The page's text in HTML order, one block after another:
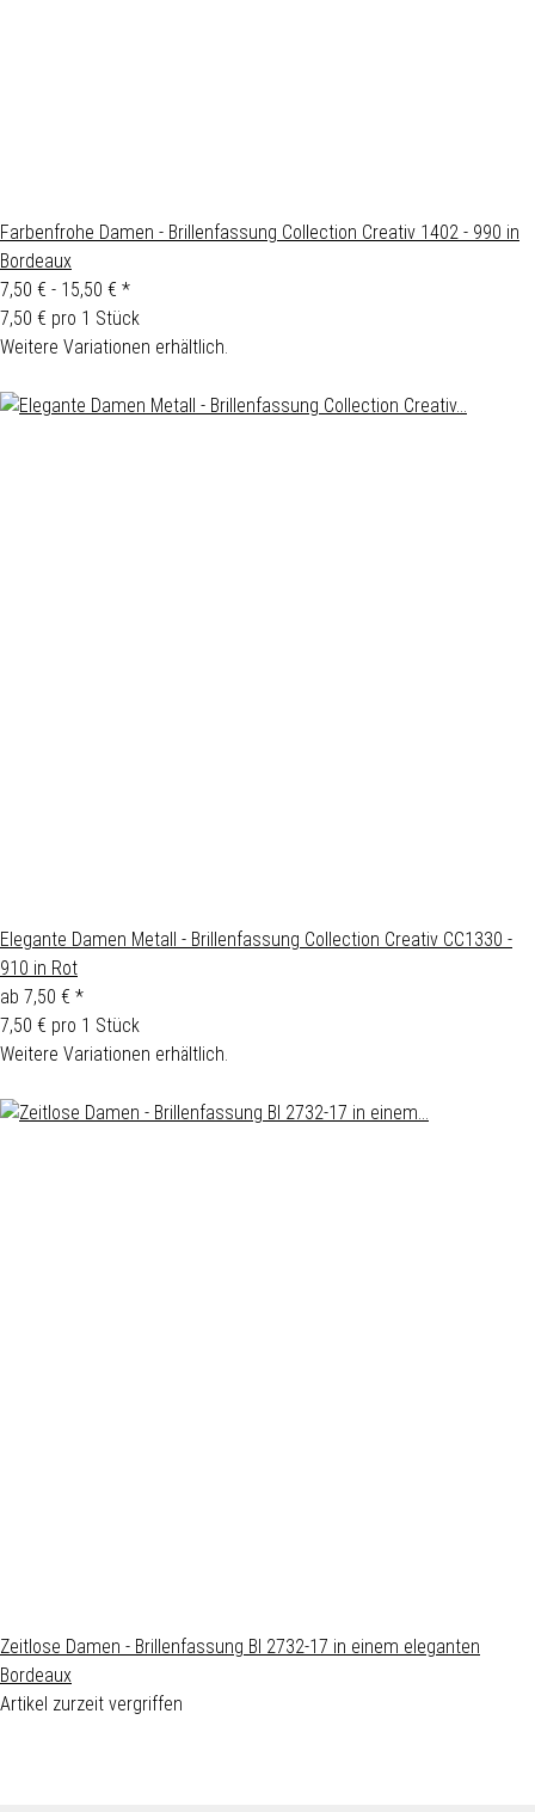
Farbenfrohe Damen - Brillenfassung Collection Creativ 1402 - 990 in
Bordeaux
7,50 € - 15,50 € *
7,50 € pro 1 Stück
Weitere Variationen erhältlich.
Elegante Damen Metall - Brillenfassung Collection Creativ CC1330 -
910 in Rot
ab 7,50 € *
7,50 € pro 1 Stück
Weitere Variationen erhältlich.
Zeitlose Damen - Brillenfassung BI 2732-17 in einem eleganten
Bordeaux
Artikel zurzeit vergriffen